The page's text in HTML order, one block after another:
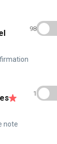
98
note
1